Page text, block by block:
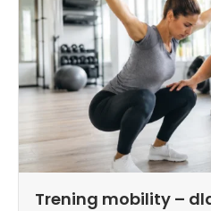
Trening mobility –